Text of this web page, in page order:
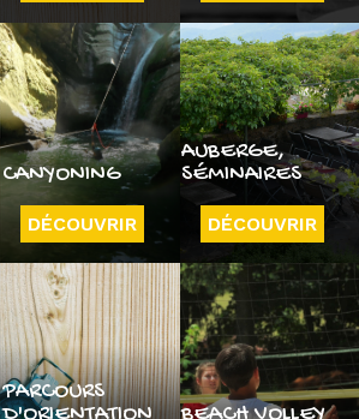
CANYONING
DÉCOUVRIR
AUBERGE,
SÉMINAIRES
DÉCOUVRIR
PARCOURS